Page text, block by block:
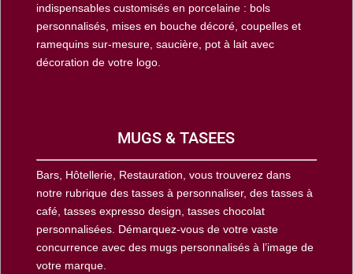
indispensables customisés en porcelaine : bols
personnalisés, mises en bouche décoré, coupelles et
ramequins sur-mesure, saucière, pot à lait avec
décoration de votre logo.
MUGS & TASEES
Bars, Hôtellerie, Restauration, vous trouverez dans
notre rubrique des tasses à personnaliser, des tasses à
café, tasses expresso design, tasses chocolat
personnalisées. Démarquez-vous de votre vaste
concurrence avec des mugs personnalisés à l’image de
votre marque.